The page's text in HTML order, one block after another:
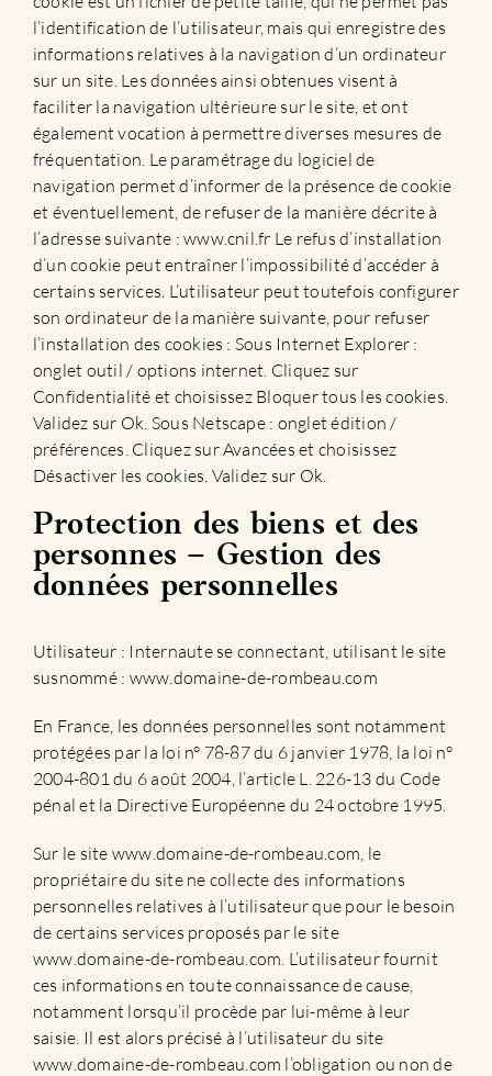
l’identification de l’utilisateur, mais qui enregistre des
informations relatives à la navigation d’un ordinateur
sur un site. Les données ainsi obtenues visent à
faciliter la navigation ultérieure sur le site, et ont
également vocation à permettre diverses mesures de
fréquentation. Le paramétrage du logiciel de
navigation permet d’informer de la présence de cookie
et éventuellement, de refuser de la manière décrite à
l’adresse suivante : www.cnil.fr Le refus d’installation
d’un cookie peut entraîner l’impossibilité d’accéder à
certains services. L’utilisateur peut toutefois configurer
son ordinateur de la manière suivante, pour refuser
l’installation des cookies : Sous Internet Explorer :
onglet outil / options internet. Cliquez sur
Confidentialité et choisissez Bloquer tous les cookies.
Validez sur Ok. Sous Netscape : onglet édition /
préférences. Cliquez sur Avancées et choisissez
Désactiver les cookies. Validez sur Ok.
Protection des biens et des
personnes – Gestion des
données personnelles
Utilisateur : Internaute se connectant, utilisant le site
susnommé : www.domaine-de-rombeau.com
En France, les données personnelles sont notamment
protégées par la loi n° 78-87 du 6 janvier 1978, la loi n°
2004-801 du 6 août 2004, l’article L. 226-13 du Code
pénal et la Directive Européenne du 24 octobre 1995.
Sur le site www.domaine-de-rombeau.com, le
propriétaire du site ne collecte des informations
personnelles relatives à l’utilisateur que pour le besoin
de certains services proposés par le site
www.domaine-de-rombeau.com. L’utilisateur fournit
ces informations en toute connaissance de cause,
notamment lorsqu’il procède par lui-même à leur
saisie. Il est alors précisé à l’utilisateur du site
www.domaine-de-rombeau.com l’obligation ou non de